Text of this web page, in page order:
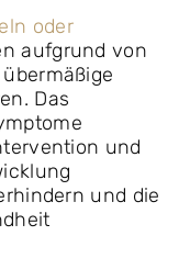
oder
aufgrund von
Das
und
und die